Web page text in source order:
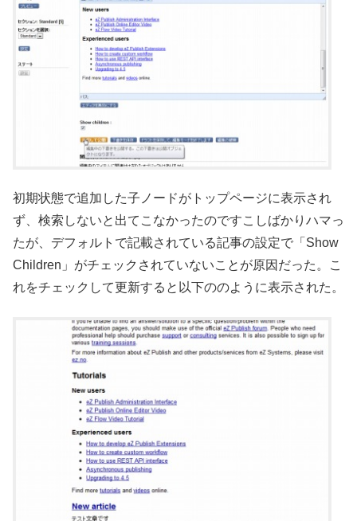
初期状態で追加した子ノードがトップページに表示され
ず、検索しないと出てこなかったのですこしばかりハマっ
たが、デフォルトで記載されている記事の設定で「Show
Children」がチェックされていないことが原因だった。こ
れをチェックして更新すると以下ののように表示された。